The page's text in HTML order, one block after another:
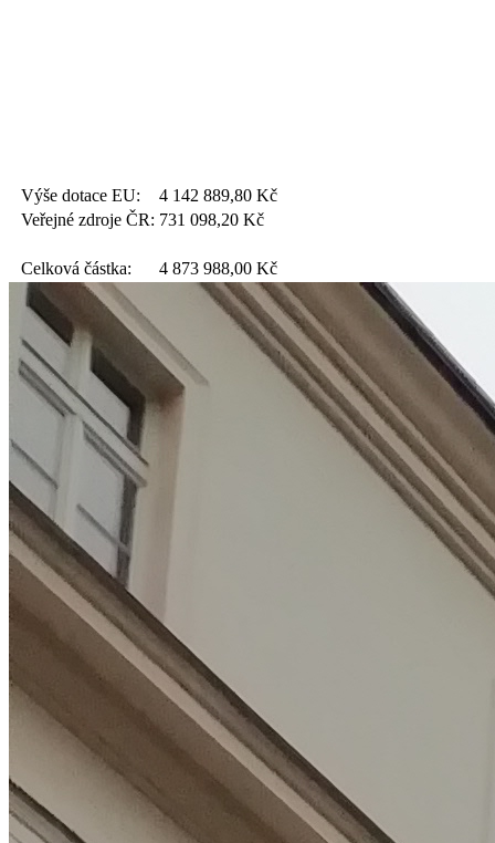
Výše dotace EU: 4 142 889,80 Kč
Veřejné zdroje ČR: 731 098,20 Kč
Celková částka: 4 873 988,00 Kč